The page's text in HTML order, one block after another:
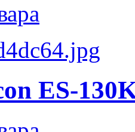
ES-